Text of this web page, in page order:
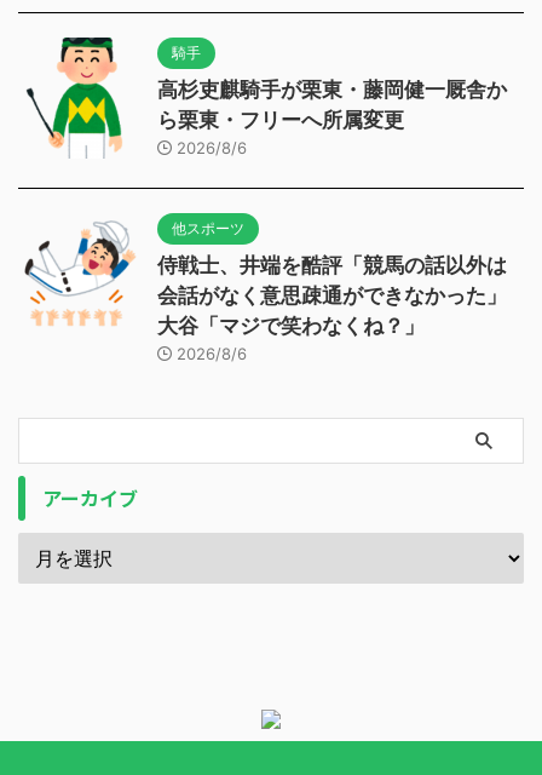
騎手
高杉吏麒騎手が栗東・藤岡健一厩舎か
ら栗東・フリーへ所属変更
2026/8/6
他スポーツ
侍戦士、井端を酷評「競馬の話以外は
会話がなく意思疎通ができなかった」
大谷「マジで笑わなくね？」
2026/8/6
アーカイブ